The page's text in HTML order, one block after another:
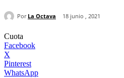
Por La Octava 18 junio , 2021
Cuota
Facebook
X
Pinterest
WhatsApp